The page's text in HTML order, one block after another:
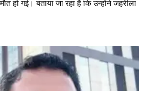
हो गई। बताया जा रहा है कि उन्होंने जहरीला